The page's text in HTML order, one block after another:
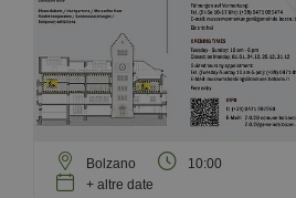
Bolzano
10:00
+ altre date